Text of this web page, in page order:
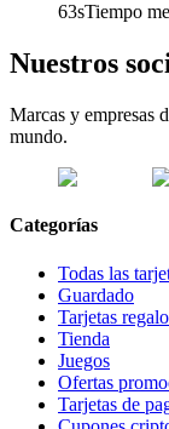
63sTiempo
Nuestros
Marcas y empresas
mundo.
Categorías
Todas las
Guardado
Tarjetas
Tienda
Juegos
Ofertas
Tarjetas de